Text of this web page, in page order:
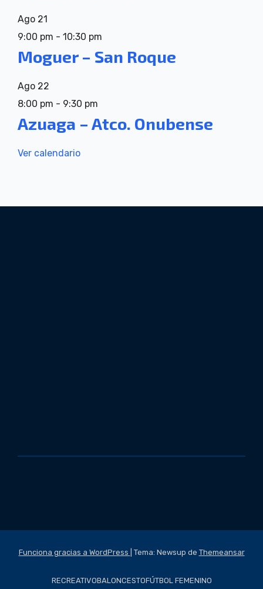
Ago 21
9:00 pm - 10:30 pm
Moguer – San Roque
Ago 22
8:00 pm - 9:30 pm
Azuaga – Atco. Onubense
Ver calendario
Funciona gracias a WordPress Tema: Newsup de Themeansar
RECREATIVOBALONCESTOFÚTBOL FEMENINO